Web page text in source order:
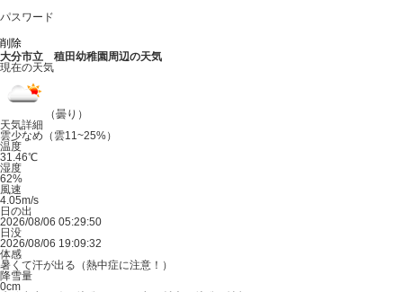
パスワード
大分市立 稙田幼稚園周辺の天気
現在の天気
（曇り）
天気詳細
雲少なめ（雲11~25%）
温度
31.46℃
湿度
62%
風速
4.05m/s
日の出
2026/08/06 05:29:50
日没
2026/08/06 19:09:32
体感
暑くて汗が出る（熱中症に注意！）
降雪量
0cm